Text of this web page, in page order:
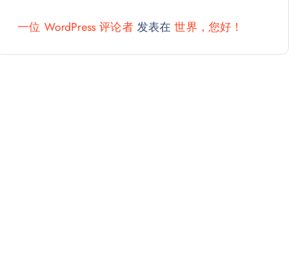
一位 WordPress 评论者发表在世界，您好！